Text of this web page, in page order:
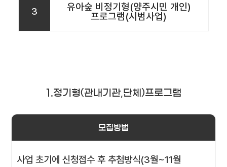
3
유아숲 비정기형(양주시민 개인)
프로그램(시범사업)
1.정기형(관내기관,단체)프로그램
모집방법
사업 초기에 신청접수 후 추첨방식(3월~11월